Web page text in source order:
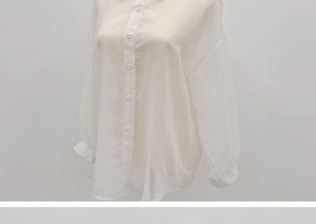
恩沛科技股份有限公司將有權停止該用戶之使用額度並採取法律行動。